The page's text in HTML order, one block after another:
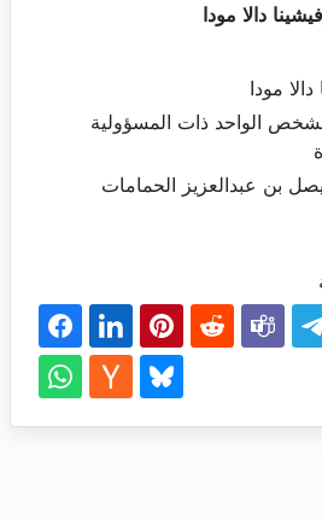
دالا مودا
مودا
الواحد ذات المسؤولية
بن عبدالعزيز الحمامات